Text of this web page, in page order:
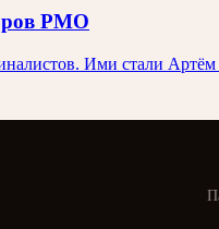
РМО
Ими стали